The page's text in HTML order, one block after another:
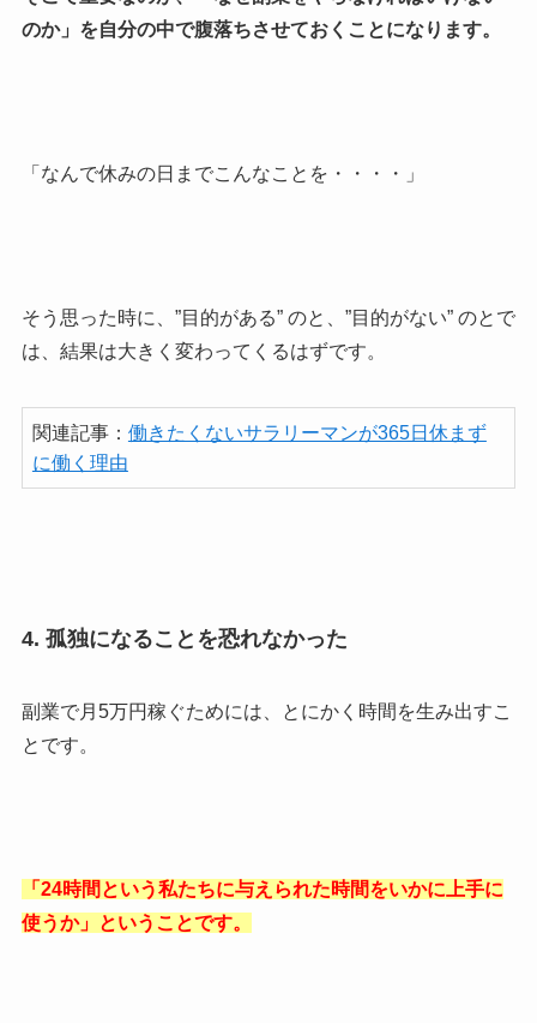
のか」を自分の中で腹落ちさせておくことになります。
「なんで休みの日までこんなことを・・・・」
そう思った時に、”目的がある” のと、”目的がない” のとで
は、結果は大きく変わってくるはずです。
関連記事： 働きたくないサラリーマンが365日休まず
に働く理由
4. 孤独になることを恐れなかった
副業で月5万円稼ぐためには、とにかく時間を生み出すこ
とです。
「24時間という私たちに与えられた時間をいかに上手に
使うか」ということです。